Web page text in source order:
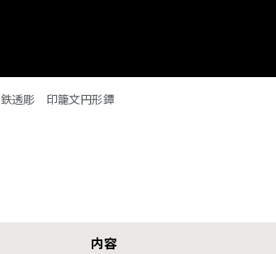
鉄透彫 印籠文円形鐔
内容